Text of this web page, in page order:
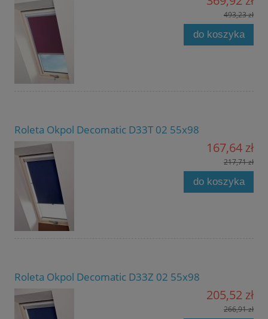
493,23 zł
do koszyka
Roleta Okpol Decomatic D33T 02 55x98
167,64 zł
217,71 zł
do koszyka
Roleta Okpol Decomatic D33Z 02 55x98
205,52 zł
266,91 zł